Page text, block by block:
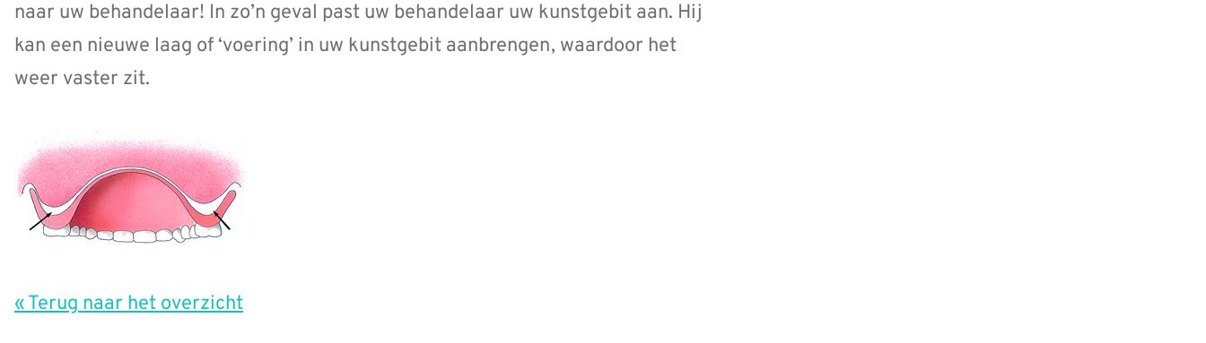
naar uw behandelaar! In zo’n geval past uw behandelaar uw kunstgebit aan. Hij
kan een nieuwe laag of ‘voering’ in uw kunstgebit aanbrengen, waardoor het
weer vaster zit.
« Terug naar het overzicht